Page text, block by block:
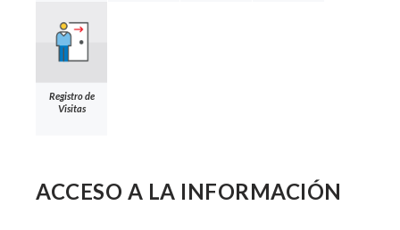
Registro de
Visitas
ACCESO A LA INFORMACIÓN